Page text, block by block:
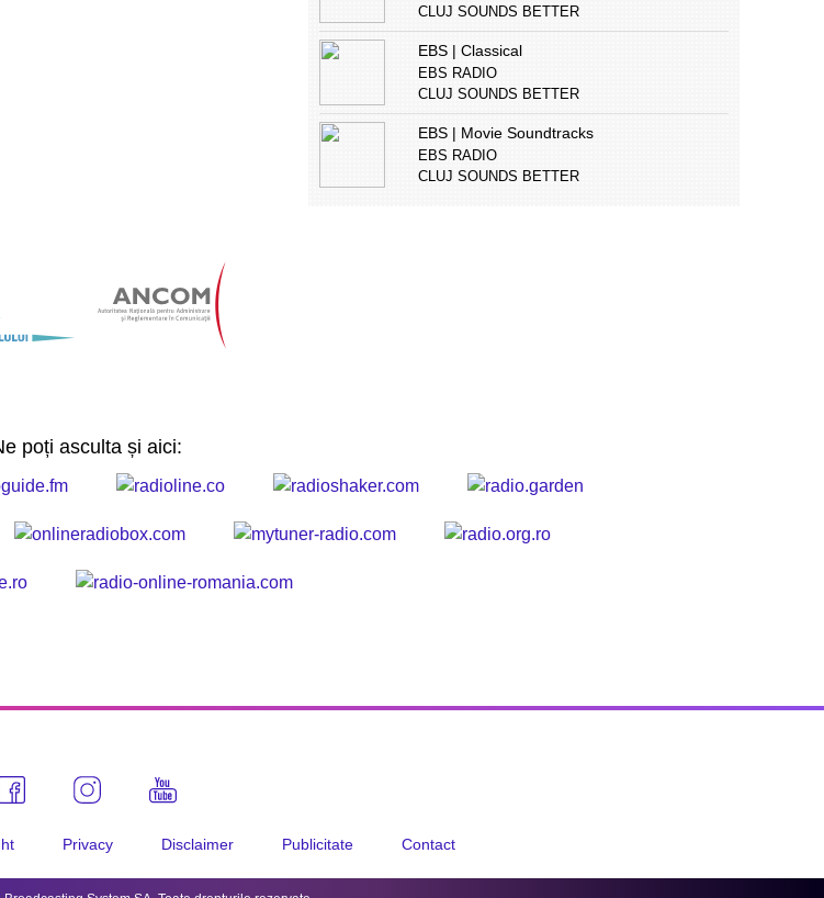
CLUJ SOUNDS BETTER
EBS | Classical
EBS RADIO
CLUJ SOUNDS BETTER
EBS | Movie Soundtracks
EBS RADIO
CLUJ SOUNDS BETTER
poți asculta și aici:
Privacy Disclaimer Publicitate Contact